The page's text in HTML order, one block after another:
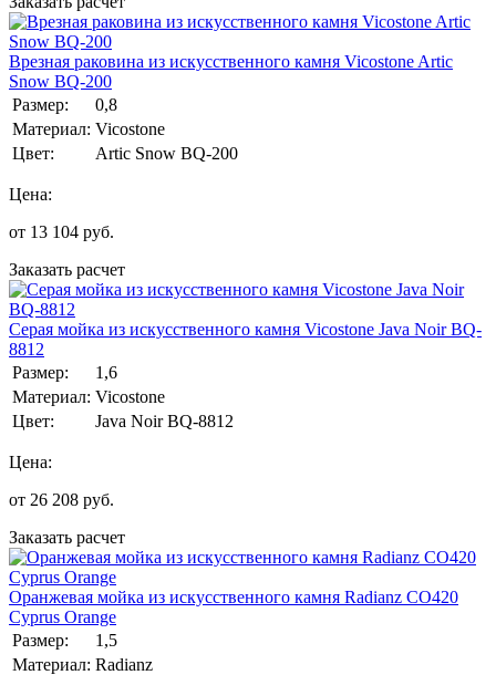
Врезная раковина из искусственного камня Vicostone Artic
Snow BQ-200
Размер:
0,8
Материал: Vicostone
Цвет:
Artic Snow BQ-200
Цена:
от 13 104 руб.
Заказать расчет
Серая мойка из искусственного камня Vicostone Java Noir BQ-
8812
Размер:
1,6
Материал: Vicostone
Цвет:
Java Noir BQ-8812
Цена:
от 26 208 руб.
Заказать расчет
Оранжевая мойка из искусственного камня Radianz CO420
Cyprus Orange
Размер:
1,5
Материал: Radianz